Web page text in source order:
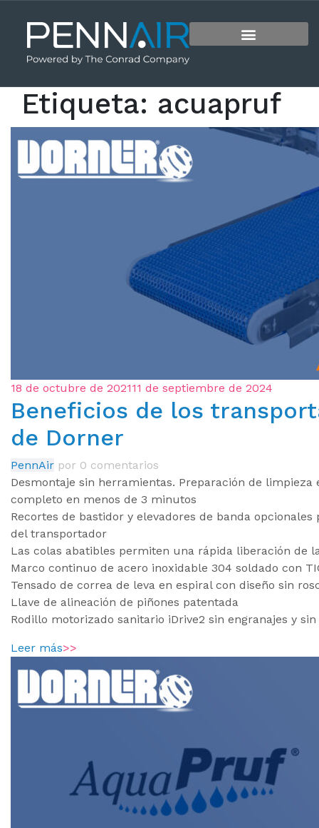
Etiqueta: acuapruf
18 de octubre de 202111 de septiembre de 2024
Beneficios de los
de Dorner
PennAir por 0 comentarios
Desmontaje sin herramientas. Preparación de
completo en menos de 3 minutos
Recortes de bastidor y elevadores de banda
del transportador
Las colas abatibles permiten una rápida liberación de
Marco continuo de acero inoxidable 304 soldado con
Tensado de correa de leva en espiral con diseño sin
Llave de alineación de piñones patentada
Rodillo motorizado sanitario iDrive2 sin engranajes y
Leer más>>